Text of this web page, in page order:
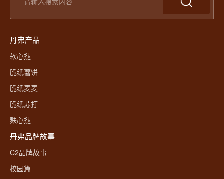
丹弗产品
软心挞
脆纸薯饼
脆纸麦麦
脆纸苏打
麸心挞
丹弗品牌故事
C2品牌故事
校园篇